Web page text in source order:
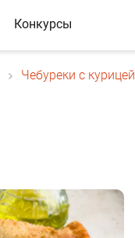
Конкурсы
Чебуреки с курицей